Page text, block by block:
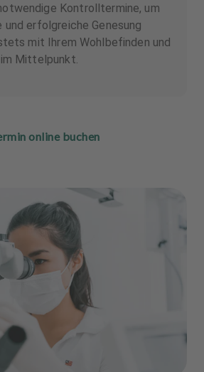
Kontrolltermine, um
und erfolgreiche Genesung
mit Ihrem Wohlbefinden und
Mittelpunkt.
online buchen